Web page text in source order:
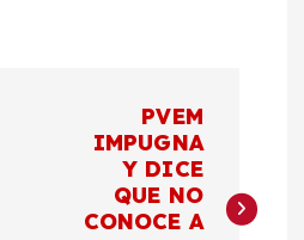
PVEM
IMPUGNA
Y DICE
QUE NO
CONOCE A